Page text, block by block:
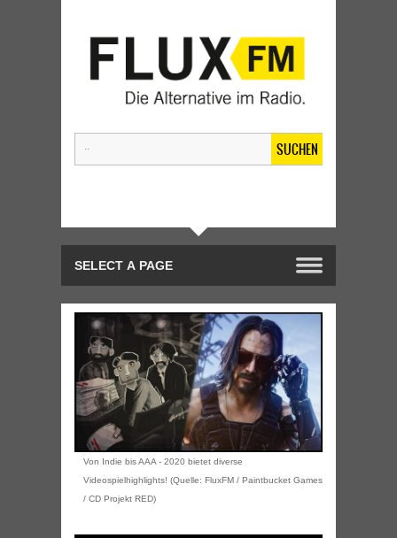
SUCHEN
Von Indie bis AAA - 2020 bietet diverse
Videospielhighlights! (Quelle: FluxFM / Paintbucket Games
/ CD Projekt RED)